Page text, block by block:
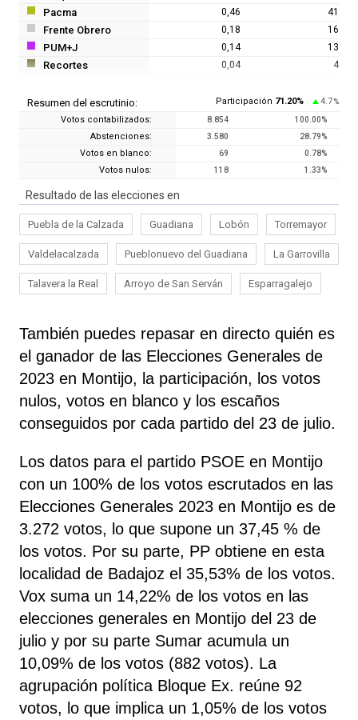
Pacma
0,46 41
Frente Obrero 0,18 16
PUM+J 0,14 13
Recortes 0,04 4
Resumen del escrutinio: Participación 71.20% 4.7 %
Votos contabilizados: 8.854 100.00%
Abstenciones: 3.580 28.79%
Votos en blanco: 69 0.78%
Votos nulos: 118 1.33%
Resultado de las elecciones en
Puebla de la Calzada Guadiana Lobón Torremayor
Valdelacalzada Pueblonuevo del Guadiana La Garrovilla
Talavera la Real Arroyo de San Serván Esparragalejo
También puedes repasar en directo quién es
el ganador de las Elecciones Generales de
2023 en Montijo, la participación, los votos
nulos, votos en blanco y los escaños
conseguidos por cada partido del 23 de julio.
Los datos para el partido PSOE en Montijo
con un 100% de los votos escrutados en las
Elecciones Generales 2023 en Montijo es de
3.272 votos, lo que supone un 37,45 % de
los votos. Por su parte, PP obtiene en esta
localidad de Badajoz el 35,53% de los votos.
Vox suma un 14,22% de los votos en las
elecciones generales en Montijo del 23 de
julio y por su parte Sumar acumula un
10,09% de los votos (882 votos). La
agrupación política Bloque Ex. reúne 92
votos, lo que implica un 1,05% de los votos